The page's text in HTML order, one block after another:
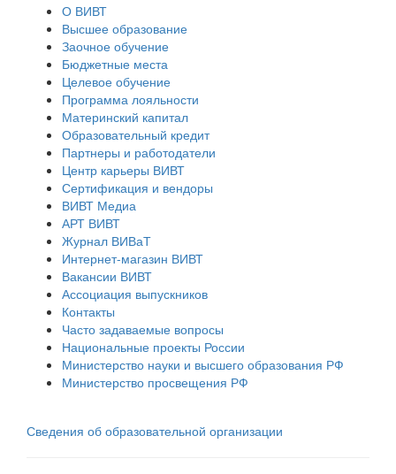
О ВИВТ
Высшее образование
Заочное обучение
Бюджетные места
Целевое обучение
Программа лояльности
Материнский капитал
Образовательный кредит
Партнеры и работодатели
Центр карьеры ВИВТ
Сертификация и вендоры
ВИВТ Медиа
АРТ ВИВТ
Журнал ВИВаТ
Интернет-магазин ВИВТ
Вакансии ВИВТ
Ассоциация выпускников
Контакты
Часто задаваемые вопросы
Национальные проекты России
Министерство науки и высшего образования РФ
Министерство просвещения РФ
Сведения об образовательной организации